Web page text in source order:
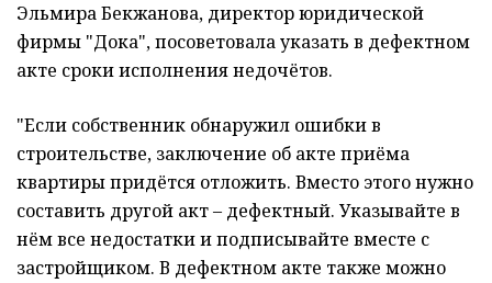
Эльмира Бекжанова, директор юридической
фирмы "Дока", посоветовала указать в дефектном
акте сроки исполнения недочётов.
"Если собственник обнаружил ошибки в
строительстве, заключение об акте приёма
квартиры придётся отложить. Вместо этого нужно
составить другой акт – дефектный. Указывайте в
нём все недостатки и подписывайте вместе с
застройщиком. В дефектном акте также можно